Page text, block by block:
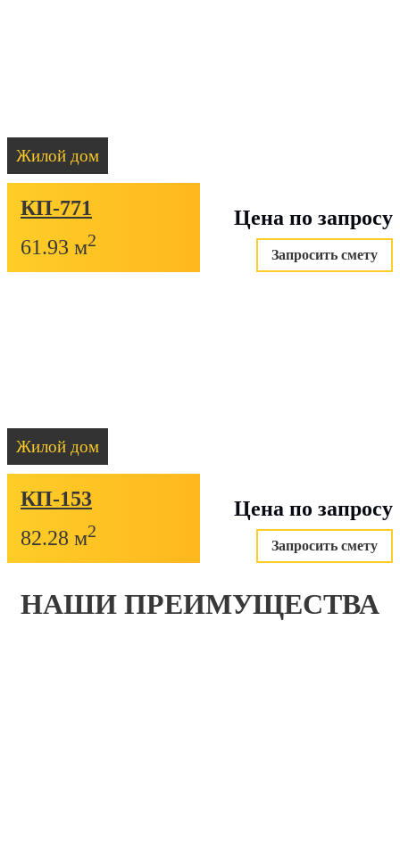
Жилой дом
КП-771
61.93 м2
Цена по запросу
Запросить смету
Жилой дом
КП-153
82.28 м2
Цена по запросу
Запросить смету
НАШИ ПРЕИМУЩЕСТВА